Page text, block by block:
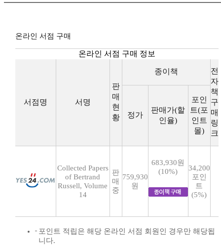
온라인 서점 구매
온라인 서점 구매 정보
서점명 서명
판
매
현
황
종이책
전
자
책
구
매
링
크
정가
판매가(할
인율)
포인
트(포
인트
몰)
Collected Papers
of Bertrand
Russell, Volume
14
판
매
중
759,930
원
683,930원
(10%)
34,200
포인
트
(5%)
포인트 적립은 해당 온라인 서점 회원인 경우만 해당됩
니다.